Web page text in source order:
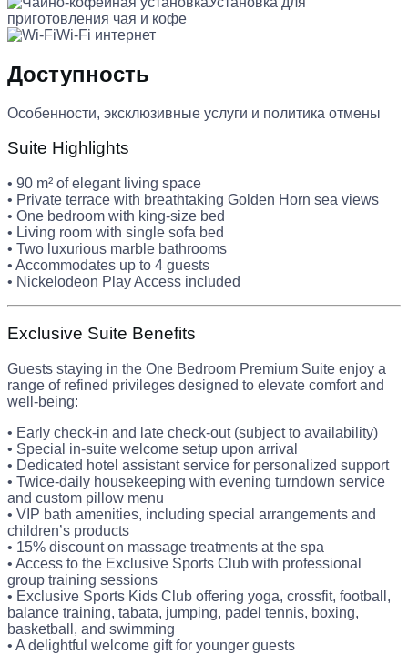
приготовления чая и кофе
Wi-Fi интернет
Доступность
Особенности, эксклюзивные услуги и политика отмены
Suite Highlights
• 90 m² of elegant living space
• Private terrace with breathtaking Golden Horn sea views
• One bedroom with king-size bed
• Living room with single sofa bed
• Two luxurious marble bathrooms
• Accommodates up to 4 guests
• Nickelodeon Play Access included
Exclusive Suite Benefits
Guests staying in the One Bedroom Premium Suite enjoy a
range of refined privileges designed to elevate comfort and
well-being:
• Early check-in and late check-out (subject to availability)
• Special in-suite welcome setup upon arrival
• Dedicated hotel assistant service for personalized support
• Twice-daily housekeeping with evening turndown service
and custom pillow menu
• VIP bath amenities, including special arrangements and
children’s products
• 15% discount on massage treatments at the spa
• Access to the Exclusive Sports Club with professional
group training sessions
• Exclusive Sports Kids Club offering yoga, crossfit, football,
balance training, tabata, jumping, padel tennis, boxing,
basketball, and swimming
• A delightful welcome gift for younger guests